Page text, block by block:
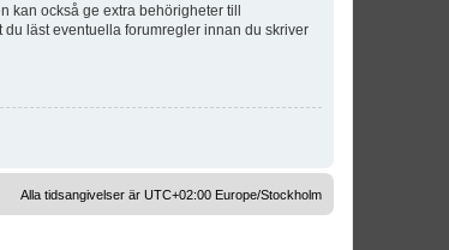
kan också ge extra behörigheter till
läst eventuella forumregler innan du skriver
Alla tidsangivelser är UTC+02:00 Europe/Stockholm